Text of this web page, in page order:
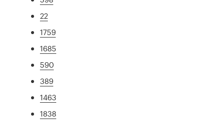
22
1759
1685
590
389
1463
1838